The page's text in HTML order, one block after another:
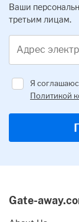
Ваши
третьим лицам.
Адрес
Я
Политикой
Gate-